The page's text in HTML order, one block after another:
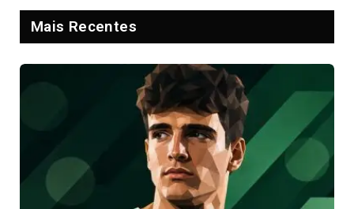
Mais Recentes